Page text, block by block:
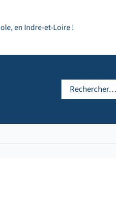
en Indre-et-Loire !
Rechercher: